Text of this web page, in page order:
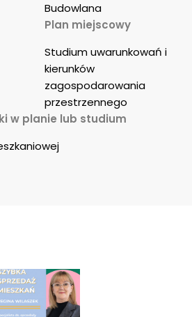
Budowlana
Plan miejscowy
Studium uwarunkowań i
kierunków
zagospodarowania
przestrzennego
w planie lub studium